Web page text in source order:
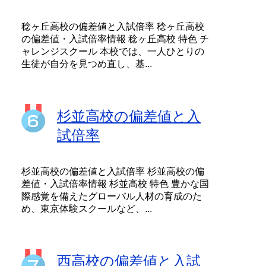
稔ヶ丘高校の偏差値と入試倍率 稔ヶ丘高校
の偏差値・入試倍率情報 稔ヶ丘高校 特色 チ
ャレンジスクール 本校では、一人ひとりの
生徒が自分を見つめ直し、基...
杉並高校の偏差値と入
試倍率
杉並高校の偏差値と入試倍率 杉並高校の偏
差値・入試倍率情報 杉並高校 特色 豊かな国
際感覚を備えたグローバル人材の育成のた
め、東京体験スクールなど、...
西高校の偏差値と入試